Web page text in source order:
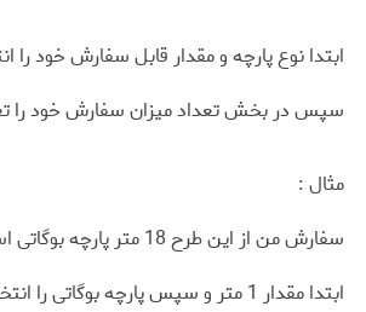
ابتدا نوع پارچه و مقدار قابل سفارش خود را
سپس در بخش تعداد میزان سفارش خود را
مثال :
سفارش من از این طرح 18 متر پارچه بوگاتی است :
ابتدا مقدار 1 متر و سپس پارچه